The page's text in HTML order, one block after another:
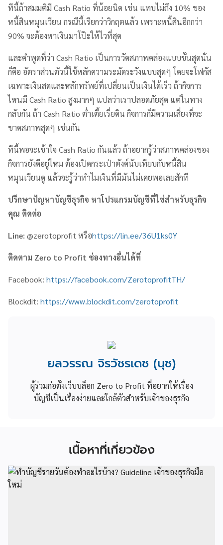
ทีนี้ถ้าสมมติมี Cash Ratio ที่น้อยนิด เช่น แทบไม่ถึง 10% ของ
หนี้สินหมุนเวียน กรณีนี้เรียกว่าวิกฤตแล้ว เพราะหนี้สินอีกกว่า
90% จะต้องหาเงินมาโป๊ะให้ไวที่สุด
และคำพูดที่ว่า Cash Ratio เป็นการวัดสภาพคล่องแบบขั้นสุดนั่น
ก็คือ อัตราส่วนตัวนี้ใช้หลักความระมัดระวังแบบสุดๆ โดยจะโฟกัส
เฉพาะเงินสดและหลักทรัพย์ที่เปลี่ยนเป็นเงินได้เร็ว ถ้ากิจการ
ไหนมี Cash Ratio สูงมากๆ แปลว่าเราปลอดภัยสุด แต่ในทาง
กลับกัน ถ้า Cash Ratio ต่ำเตี้ยเรี่ยดิน กิจการก็มีความเสี่ยงที่จะ
ขาดสภาพสุดๆ เช่นกัน
ทีนี้พอจะเข้าใจ Cash Ratio กันแล้ว ถ้าอยากรู้ว่าสภาพคล่องของ
กิจการยังดีอยู่ไหม ต้องเปิดกระเป๋าตังค์นับเทียบกับหนี้สิน
หมุนเวียนดู แล้วจะรู้ว่าทำไมเงินที่มีมันไม่เคยพอเลยสักที
ปรึกษาปัญหาบัญชีธุรกิจ หาโปรแกรมบัญชีที่ใช่สำหรับธุรกิจ
คุณ ติดต่อ
Line: @zerotoprofit หรือhttps://lin.ee/36U1ks0Y
ติดตาม Zero to Profit ช่องทางอื่นได้ที่
Facebook: https://facebook.com/ZerotoprofitTH/
Blockdit: https://www.blockdit.com/zerotoprofit
ยลวรรณ จิรวัชรเดช (นุช)
ผู้ร่วมก่อตั้งเว็บบล็อก Zero to Profit ที่อยากให้เรื่อง
บัญชีเป็นเรื่องง่ายและใกล้ตัวสำหรับเจ้าของธุรกิจ
เนื้อหาที่เกี่ยวข้อง